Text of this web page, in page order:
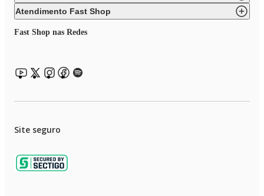
Atendimento Fast Shop
Fast Shop nas Redes
Site seguro